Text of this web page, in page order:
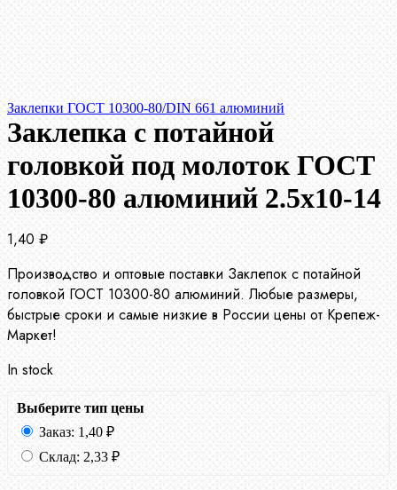
Заклепки ГОСТ 10300-80/DIN 661 алюминий
Заклепка с потайной
головкой под молоток ГОСТ
10300-80 алюминий 2.5х10-14
1,40 ₽
Производство и оптовые поставки Заклепок с потайной
головкой ГОСТ 10300-80 алюминий. Любые размеры,
быстрые сроки и самые низкие в России цены от Крепеж-
Маркет!
In stock
Выберите тип цены
Заказ: 1,40 ₽
Склад: 2,33 ₽